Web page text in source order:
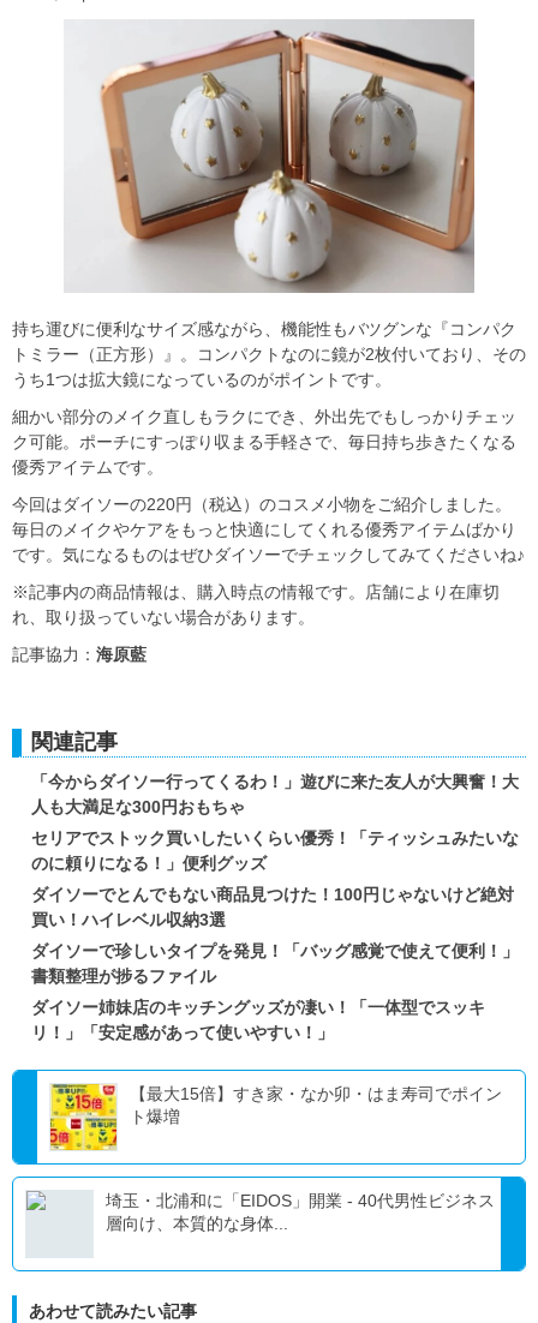
持ち運びに便利なサイズ感ながら、機能性もバツグンな『コンパク
トミラー（正方形）』。コンパクトなのに鏡が2枚付いており、その
うち1つは拡大鏡になっているのがポイントです。
細かい部分のメイク直しもラクにでき、外出先でもしっかりチェッ
ク可能。ポーチにすっぽり収まる手軽さで、毎日持ち歩きたくなる
優秀アイテムです。
今回はダイソーの220円（税込）のコスメ小物をご紹介しました。
毎日のメイクやケアをもっと快適にしてくれる優秀アイテムばかり
です。気になるものはぜひダイソーでチェックしてみてくださいね♪
※記事内の商品情報は、購入時点の情報です。店舗により在庫切
れ、取り扱っていない場合があります。
記事協力： 海原藍
関連記事
「今からダイソー行ってくるわ！」遊びに来た友人が大興奮！大
人も大満足な300円おもちゃ
セリアでストック買いしたいくらい優秀！「ティッシュみたいな
のに頼りになる！」便利グッズ
ダイソーでとんでもない商品見つけた！100円じゃないけど絶対
買い！ハイレベル収納3選
ダイソーで珍しいタイプを発見！「バッグ感覚で使えて便利！」
書類整理が捗るファイル
ダイソー姉妹店のキッチングッズが凄い！「一体型でスッキ
リ！」「安定感があって使いやすい！」
【最大15倍】すき家・なか卯・はま寿司でポイン
ト爆増
埼玉・北浦和に「EIDOS」開業 - 40代男性ビジネス
層向け、本質的な身体...
あわせて読みたい記事